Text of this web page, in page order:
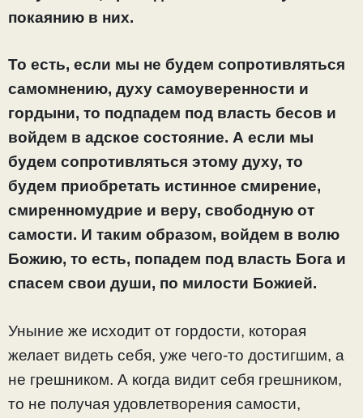
покаянию в них.
То есть, если мы не будем сопротивляться
самомнению, духу самоуверенности и
гордыни, то подпадем под власть бесов и
войдем в адское состояние. А если мы
будем сопротивляться этому духу, то
будем приобретать истинное смирение,
смиренномудрие и веру, свободную от
самости. И таким образом, войдем в волю
Божию, то есть, попадем под власть Бога и
спасем свои души, по милости Божией.
Уныние же исходит от гордости, которая
желает видеть себя, уже чего-то достигшим, а
не грешником. А когда видит себя грешником,
то не получая удовлетворения самости,